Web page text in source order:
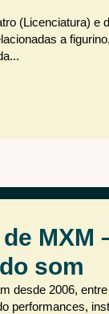
(Licenciatura) e
a
MXM
som
desde 2006,
performances,